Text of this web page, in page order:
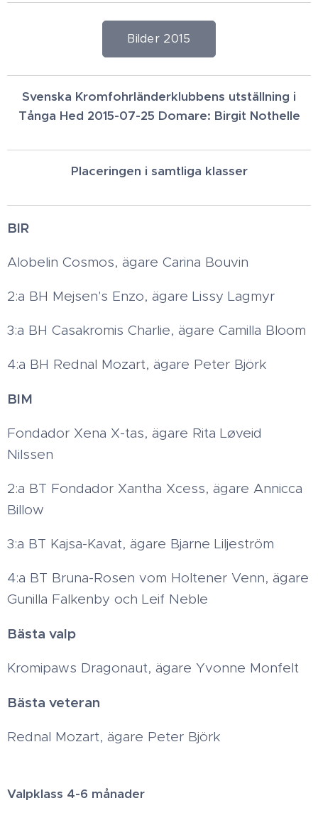
Bilder 2015
Svenska Kromfohrländerklubbens utställning i
Tånga Hed 2015-07-25 Domare: Birgit Nothelle
Placeringen i samtliga klasser
BIR
Alobelin Cosmos, ägare Carina Bouvin
2:a BH Mejsen's Enzo, ägare Lissy Lagmyr
3:a BH Casakromis Charlie, ägare Camilla Bloom
4:a BH Rednal Mozart, ägare Peter Björk
BIM
Fondador Xena X-tas, ägare Rita Løveid
Nilssen
2:a BT Fondador Xantha Xcess, ägare Annicca
Billow
3:a BT Kajsa-Kavat, ägare Bjarne Liljeström
4:a BT Bruna-Rosen vom Holtener Venn, ägare
Gunilla Falkenby och Leif Neble
Bästa valp
Kromipaws Dragonaut, ägare Yvonne Monfelt
Bästa veteran
Rednal Mozart, ägare Peter Björk
Valpklass 4-6 månader